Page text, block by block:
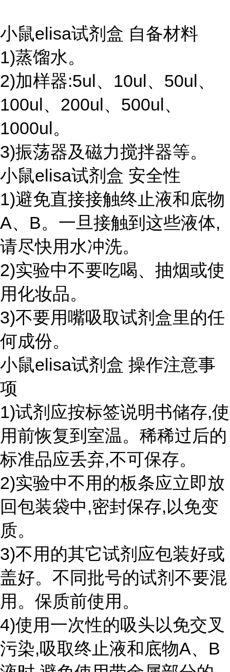
小鼠elisa试剂盒 自备材料
1)蒸馏水。
2)加样器:5ul、10ul、50ul、
100ul、200ul、500ul、
1000ul。
3)振荡器及磁力搅拌器等。
小鼠elisa试剂盒 安全性
1)避免直接接触终止液和底物
A、B。一旦接触到这些液体,
请尽快用水冲洗。
2)实验中不要吃喝、抽烟或使
用化妆品。
3)不要用嘴吸取试剂盒里的任
何成份。
小鼠elisa试剂盒 操作注意事
项
1)试剂应按标签说明书储存,使
用前恢复到室温。稀稀过后的
标准品应丢弃,不可保存。
2)实验中不用的板条应立即放
回包装袋中,密封保存,以免变
质。
3)不用的其它试剂应包装好或
盖好。不同批号的试剂不要混
用。保质前使用。
4)使用一次性的吸头以免交叉
污染,吸取终止液和底物A、B